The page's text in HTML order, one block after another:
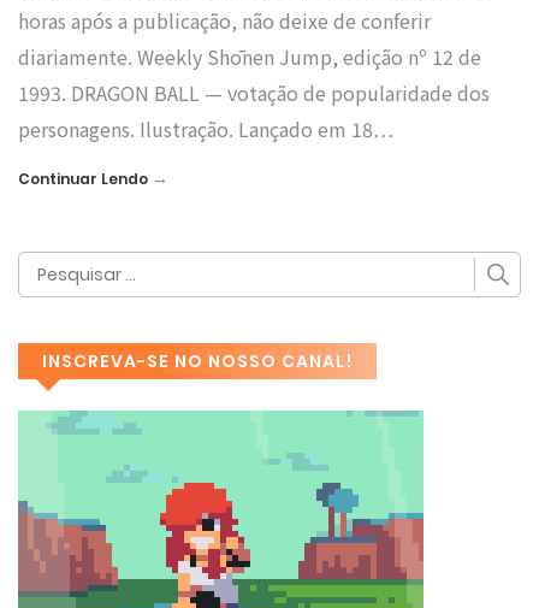
horas após a publicação, não deixe de conferir
diariamente. Weekly Shōnen Jump, edição nº 12 de
1993. DRAGON BALL — votação de popularidade dos
personagens. Ilustração. Lançado em 18…
Continuar Lendo →
INSCREVA-SE NO NOSSO CANAL!